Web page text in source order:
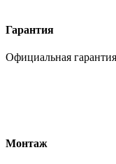
Гарантия
Официальная
Монтаж